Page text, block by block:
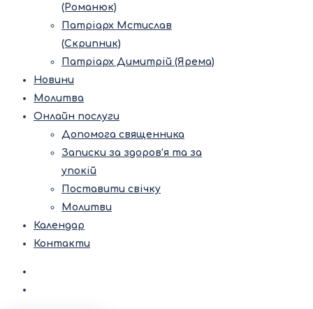
(Романюк)
Патріарх Мстислав
(Скрипник)
Патріарх Димитрій (Ярема)
Новини
Молитва
Онлайн послуги
Допомога священника
Записки за здоров’я та за
упокій
Поставити свічку
Молитви
Календар
Контакти